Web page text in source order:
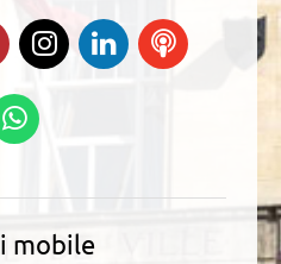
sur Facebook
nous sur Twitter
Suivez-nous sur YouTube
Suivez-nous sur
Instagram
Retrouvez-
nous sur
Ecoutez
mobile